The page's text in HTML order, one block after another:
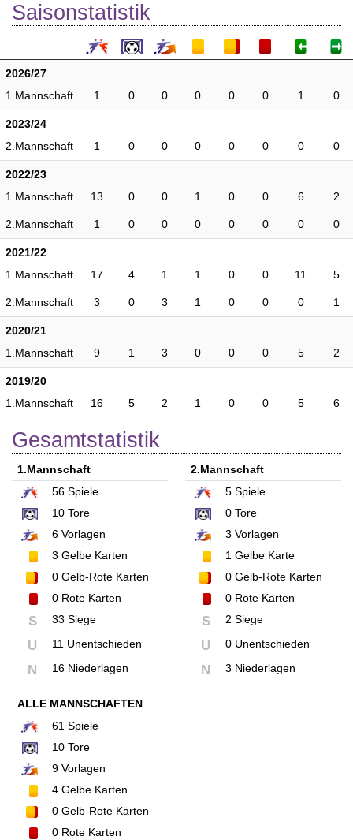
Saisonstatistik
2026/27
1.Mannschaft
1 0 0 0 0 0 1 0
2023/24
2.Mannschaft
1 0 0 0 0 0 0 0
2022/23
1.Mannschaft
13 0 0 1 0 0 6 2
2.Mannschaft 1 0 0 0 0 0 0 0
2021/22
1.Mannschaft
17 4 1 1 0 0 11 5
2.Mannschaft 3 0 3 1 0 0 0 1
2020/21
1.Mannschaft
9 1 3 0 0 0 5 2
2019/20
1.Mannschaft
16 5 2 1 0 0 5 6
Gesamtstatistik
1.Mannschaft
56 Spiele
10 Tore
6 Vorlagen
3 Gelbe Karten
0 Gelb-Rote Karten
0 Rote Karten
S 33 Siege
U 11 Unentschieden
N 16 Niederlagen
2.Mannschaft
5Spiele
0Tore
3 Vorlagen
1Gelbe Karte
0Gelb-Rote Karten
0Rote Karten
S 2 Siege
U 0 Unentschieden
N 3 Niederlagen
ALLE MANNSCHAFTEN
61 Spiele
10 Tore
9 Vorlagen
4 Gelbe Karten
0 Gelb-Rote Karten
0 Rote Karten